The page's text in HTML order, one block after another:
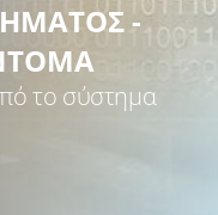
-
το σύστημα